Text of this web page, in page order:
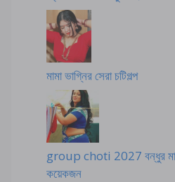
মামা ভাগ্নির সেরা চটিগল্প
group choti 2027 বন্ধুর
কয়েকজন